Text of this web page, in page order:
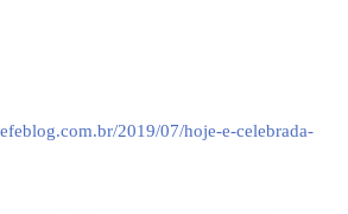
2019/07/hoje-e-celebrada-